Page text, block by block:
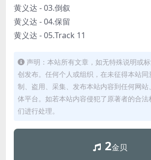
黄义达 - 03.倒叙
黄义达 - 04.保留
黄义达 - 05.Track 11
声明：本站所有文章，如无特殊说明或
创发布。任何个人或组织，在未征得本站同
制、盗用、采集、发布本站内容到任何网站
体平台。如若本站内容侵犯了原著者的合法
们进行处理。
2金贝